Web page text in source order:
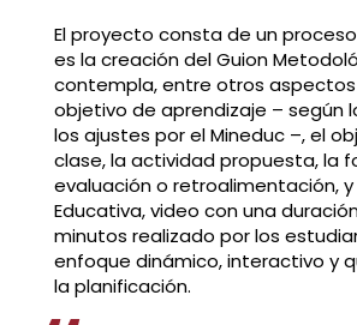
El proyecto consta de un
es la creación del Guion
contempla, entre otros
objetivo de aprendizaje – según
los ajustes por el Mineduc –, el
clase, la actividad propuesta, la
evaluación o retroalimentación,
Educativa, video con una
minutos realizado por los
enfoque dinámico, interactivo y
la planificación.